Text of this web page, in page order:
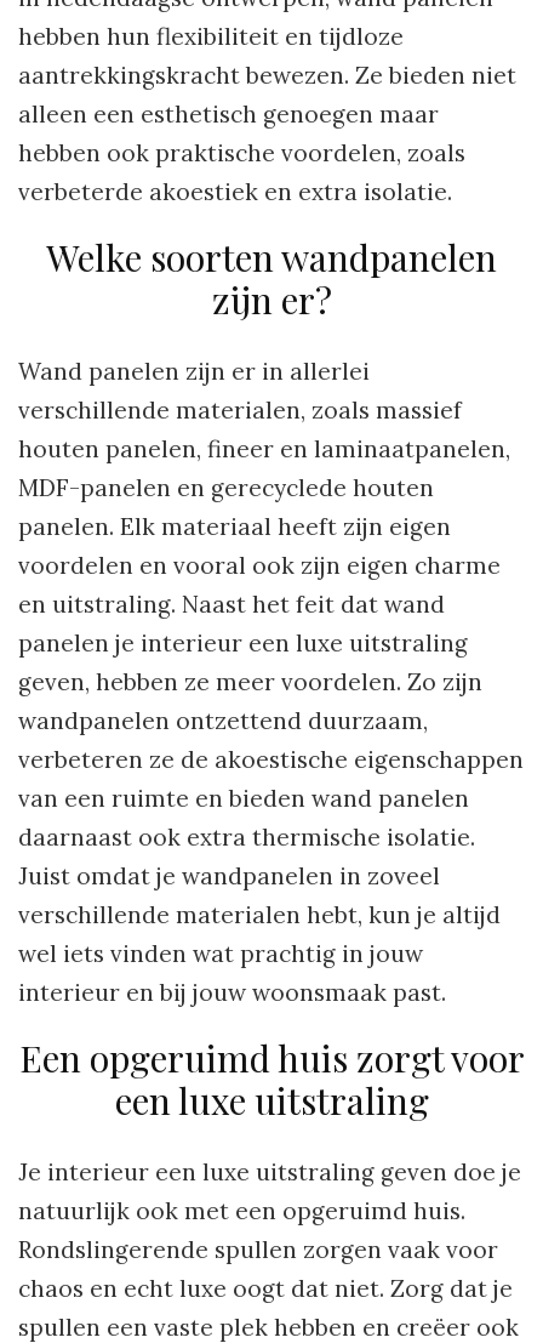
hebben hun flexibiliteit en tijdloze
aantrekkingskracht bewezen. Ze bieden niet
alleen een esthetisch genoegen maar
hebben ook praktische voordelen, zoals
verbeterde akoestiek en extra isolatie.
Welke soorten wandpanelen
zijn er?
Wand panelen zijn er in allerlei
verschillende materialen, zoals massief
houten panelen, fineer en laminaatpanelen,
MDF-panelen en gerecyclede houten
panelen. Elk materiaal heeft zijn eigen
voordelen en vooral ook zijn eigen charme
en uitstraling. Naast het feit dat wand
panelen je interieur een luxe uitstraling
geven, hebben ze meer voordelen. Zo zijn
wandpanelen ontzettend duurzaam,
verbeteren ze de akoestische eigenschappen
van een ruimte en bieden wand panelen
daarnaast ook extra thermische isolatie.
Juist omdat je wandpanelen in zoveel
verschillende materialen hebt, kun je altijd
wel iets vinden wat prachtig in jouw
interieur en bij jouw woonsmaak past.
Een opgeruimd huis zorgt voor
een luxe uitstraling
Je interieur een luxe uitstraling geven doe je
natuurlijk ook met een opgeruimd huis.
Rondslingerende spullen zorgen vaak voor
chaos en echt luxe oogt dat niet. Zorg dat je
spullen een vaste plek hebben en creëer ook